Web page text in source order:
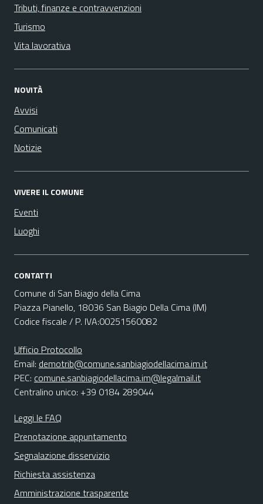
Tributi, finanze e contravvenzioni
Turismo
Vita lavorativa
NOVITÀ
Avvisi
Comunicati
Notizie
VIVERE IL COMUNE
Eventi
Luoghi
CONTATTI
Comune di San Biagio della Cima
Piazza Pianello, 18036 San Biagio Della Cima (IM)
Codice fiscale / P. IVA:00251560082
Ufficio Protocollo
Email: demotrib@comune.sanbiagiodellacima.im.it
PEC: comune.sanbiagiodellacima.im@legalmail.it
Centralino unico: +39 0184 289044
Leggi le FAQ
Prenotazione appuntamento
Segnalazione disservizio
Richiesta assistenza
Amministrazione trasparente